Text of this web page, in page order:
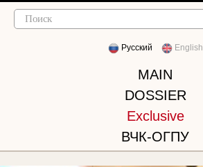
Русский English
MAIN
DOSSIER
Exclusive
ВЧК-ОГПУ